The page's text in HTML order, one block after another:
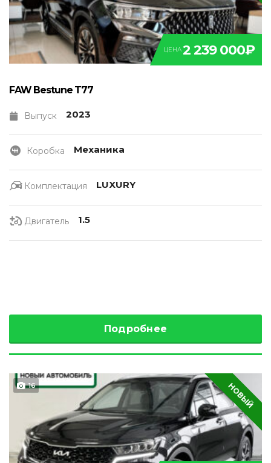
ЦЕНА2 239 000₽
FAW Bestune T77
Выпуск 2023
Коробка Механика
Комплектация LUXURY
Двигатель 1.5
Подробнее
16 НОВЫЙ